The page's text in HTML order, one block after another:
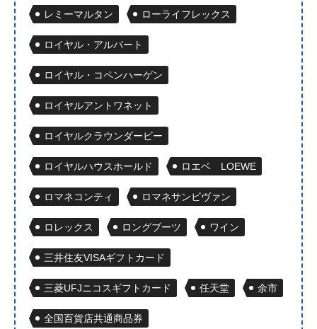
レミーマルタン ローライフレックス
ロイヤル・アルバート
ロイヤル・コペンハーゲン
ロイヤルアントワネット
ロイヤルクラウンダービー
ロイヤルハウスホールド ロエベ LOEWE
ロマネコンティ ロマネサンビヴァン
ロレックス ロングブーツ ワイン
三井住友VISAギフトカード
三菱UFJニコスギフトカード 任天堂 余市
全国百貨店共通商品券